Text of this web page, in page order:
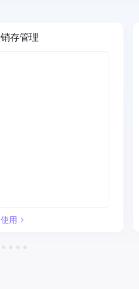
存管理
用